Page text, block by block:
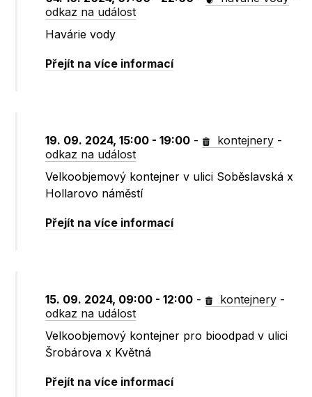
odkaz na událost
Havárie vody
Přejít na více informací
19. 09. 2024, 15:00 - 19:00 - kontejnery -
odkaz na událost
Velkoobjemový kontejner v ulici Soběslavská x
Hollarovo náměstí
Přejít na více informací
15. 09. 2024, 09:00 - 12:00 - kontejnery -
odkaz na událost
Velkoobjemový kontejner pro bioodpad v ulici
Šrobárova x Květná
Přejít na více informací